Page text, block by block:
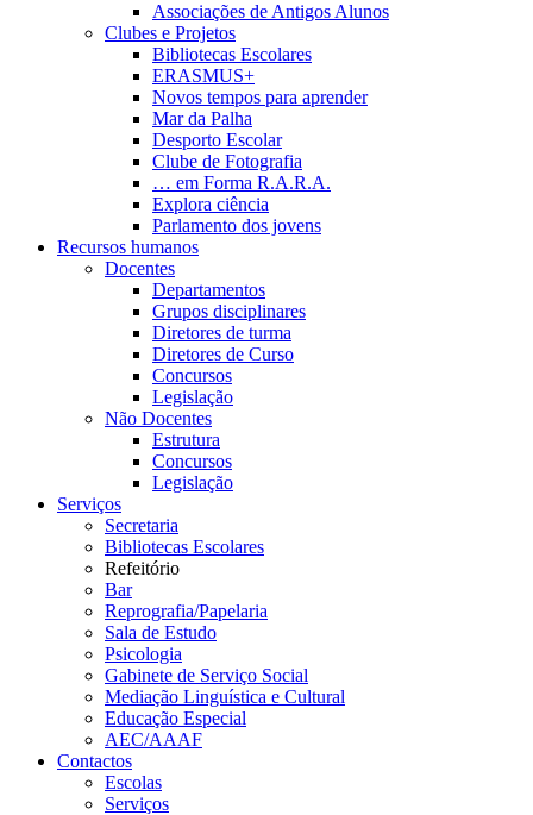
Associações de Antigos Alunos
Clubes e Projetos
Bibliotecas Escolares
ERASMUS+
Novos tempos para aprender
Mar da Palha
Desporto Escolar
Clube de Fotografia
… em Forma R.A.R.A.
Explora ciência
Parlamento dos jovens
Recursos humanos
Docentes
Departamentos
Grupos disciplinares
Diretores de turma
Diretores de Curso
Concursos
Legislação
Não Docentes
Estrutura
Concursos
Legislação
Serviços
Secretaria
Bibliotecas Escolares
Refeitório
Bar
Reprografia/Papelaria
Sala de Estudo
Psicologia
Gabinete de Serviço Social
Mediação Linguística e Cultural
Educação Especial
AEC/AAAF
Contactos
Escolas
Serviços